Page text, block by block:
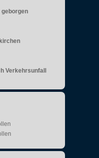
geborgen
Verkehrsunfall